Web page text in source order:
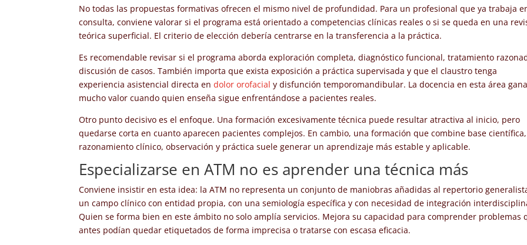
No todas las propuestas formativas ofrecen el mismo nivel de profundidad. Para un profesional que ya trabaja
consulta, conviene valorar si el programa está orientado a competencias clínicas reales o si se queda en una
teórica superficial. El criterio de elección debería centrarse en la transferencia a la práctica.
Es recomendable revisar si el programa aborda exploración completa, diagnóstico funcional, tratamiento
discusión de casos. También importa que exista exposición a práctica supervisada y que el claustro tenga
experiencia asistencial directa endolor orofacial y disfunción temporomandibular. La docencia en esta área gana
mucho valor cuando quien enseña sigue enfrentándose a pacientes reales.
Otro punto decisivo es el enfoque. Una formación excesivamente técnica puede resultar atractiva al inicio, pero
quedarse corta en cuanto aparecen pacientes complejos. En cambio, una formación que combine base científica,
razonamiento clínico, observación y práctica suele generar un aprendizaje más estable y aplicable.
Especializarse en ATM no es aprender una técnica más
Conviene insistir en esta idea: la ATM no representa un conjunto de maniobras añadidas al repertorio
un campo clínico con entidad propia, con una semiología específica y con necesidad de integración
Quien se forma bien en este ámbito no solo amplía servicios. Mejora su capacidad para comprender problemas
antes podían quedar etiquetados de forma imprecisa o tratarse con escasa eficacia.